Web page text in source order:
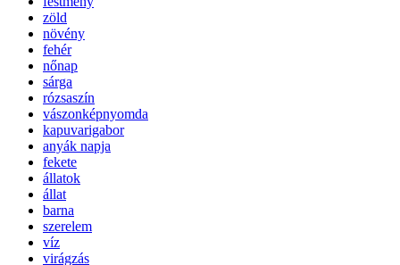
zöld
növény
fehér
nőnap
sárga
rózsaszín
vászonképnyomda
kapuvarigabor
anyák napja
fekete
állatok
állat
barna
szerelem
víz
virágzás